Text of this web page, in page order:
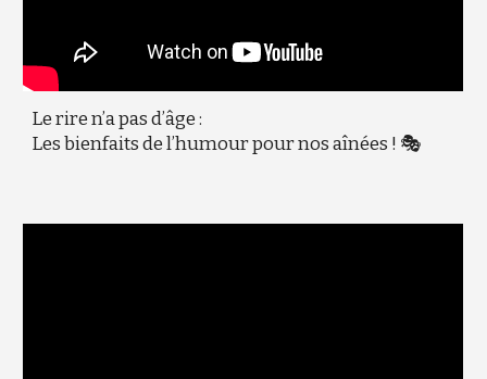
Le rire n’a pas d’âge :
Les bienfaits de l’humour pour nos aînées ! 🎭